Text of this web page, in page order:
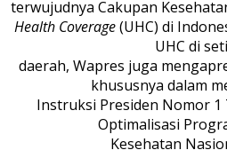
terwujudnya Cakupan
Health Coverage(UHC) di
UHC di
daerah, Wapres juga
khususnya dalam
Instruksi Presiden Nomor
Optimalisasi
Kesehatan